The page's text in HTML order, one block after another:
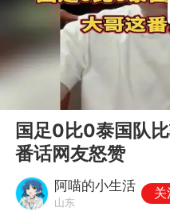
国足0比0泰国队
番话网友怒赞
阿喵的小生活
山东
关